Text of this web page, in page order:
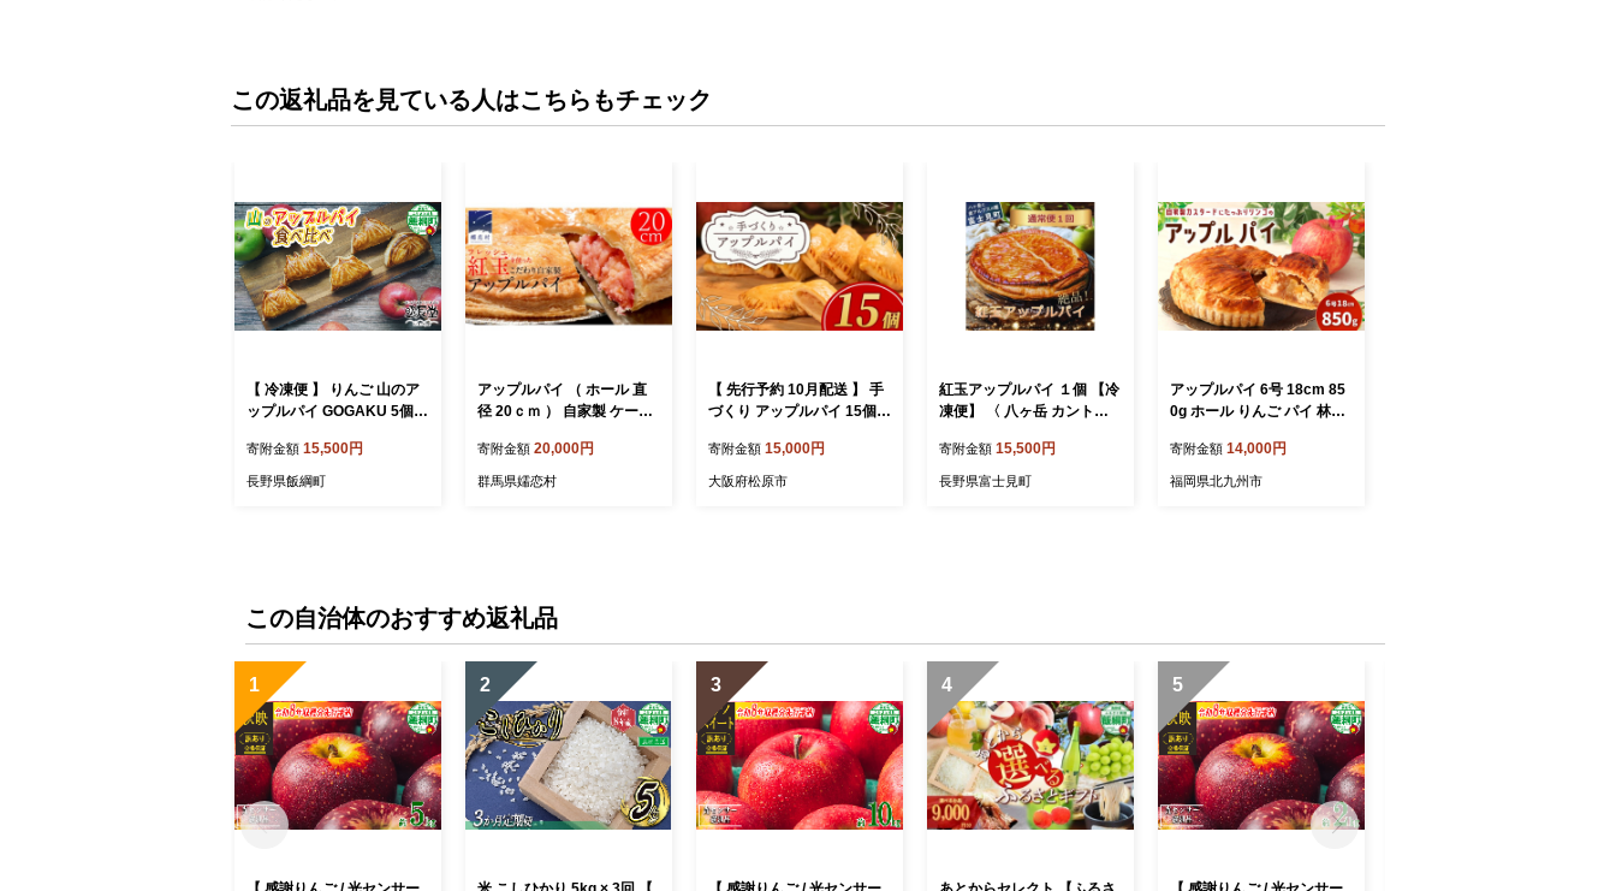
この返礼品を見ている人はこちらもチェック
【 冷凍便 】 りんご 山のア
ップルパイ GOGAKU 5個入
州 リンゴ 林檎 お菓子 洋菓
子 焼菓子 焼きたて スイー
寄附金額 15,500円
長野県飯綱町
アップルパイ （ ホール 直
径 20ｃｍ ） 自家製 ケーキ
子 リンゴ スイーツ ホール
お取り寄せ お菓子 洋菓子
寄附金額 20,000円
群馬県嬬恋村
【 先行予約 10月配送 】 手
づくり アップルパイ 15個
国産 りんご 林檎 appurupai
APPURUPAI リンゴ アップ
寄附金額 15,000円
大阪府松原市
紅玉アップルパイ １個 【冷
凍便】 〈 八ヶ岳 カントリ
クセイ 紅玉 りんご リンゴ
アップル アップルパイ パイ
寄附金額 15,500円
長野県富士見町
アップルパイ 6号 18cm 85
0g ホール りんご パイ 林檎
アーモンドクリーム スポン
ジ 自家製カスタード 焼き菓
寄附金額 14,000円
福岡県北九州市
この自治体のおすすめ返礼品
1 2 3 4 5